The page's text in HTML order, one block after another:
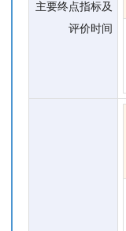
主要终点指标及
评价时间